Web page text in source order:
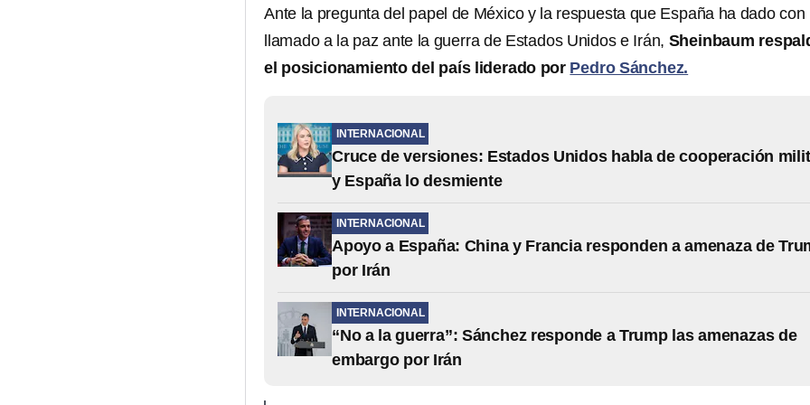
Ante la pregunta del papel de México y la respuesta que España ha dado con
llamado a la paz ante la guerra de Estados Unidos e Irán, Sheinbaum
el posicionamiento del país liderado por Pedro Sánchez.
INTERNACIONAL
Cruce de versiones: Estados Unidos habla de cooperación
y España lo desmiente
INTERNACIONAL
Apoyo a España: China y Francia responden a amenaza de
por Irán
INTERNACIONAL
“No a la guerra”: Sánchez responde a Trump las amenazas de
embargo por Irán